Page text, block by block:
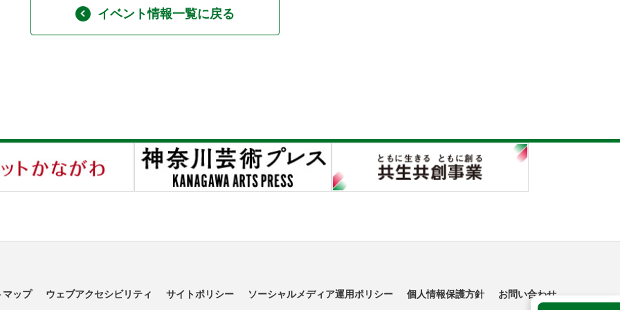
イベント情報一覧に戻る
マップ ウェブアクセシビリティ サイトポリシー ソーシャルメディア運用ポリシー 個人情報保護方針 お問い合わせ